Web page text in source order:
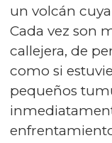
un volcán
Cada vez son
callejera, de
como si
pequeños